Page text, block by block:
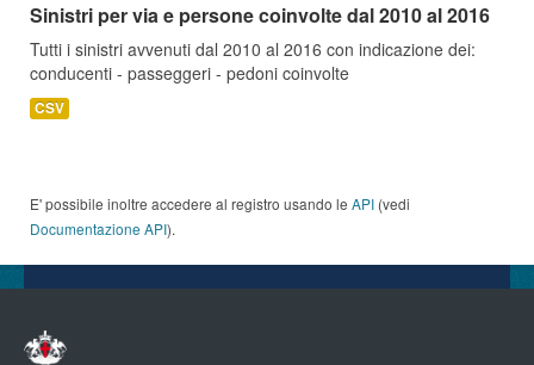
Sinistri per via e persone coinvolte dal 2010 al 2016
Tutti i sinistri avvenuti dal 2010 al 2016 con indicazione dei:
conducenti - passeggeri - pedoni coinvolte
CSV
E' possibile inoltre accedere al registro usando le API (vedi
Documentazione API).